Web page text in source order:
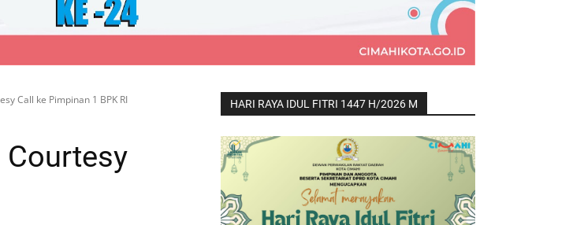
Call ke Pimpinan 1 BPK RI
Courtesy
HARI RAYA IDUL FITRI 1447 H/2026 M